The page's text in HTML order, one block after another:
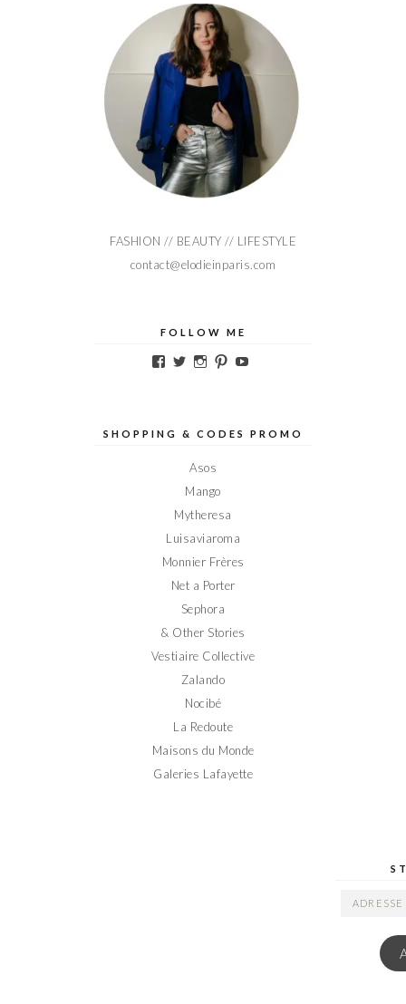
FASHION // BEAUTY // LIFESTYLE
contact@elodieinparis.com
FOLLOW ME
Voir
sur
Voir
sur
Voir
sur
Voir
sur sur
SHOPPING & CODES PROMO
Asos
Mango
Mytheresa
Luisaviaroma
Monnier Frères
Net a Porter
Sephora
& Other Stories
Vestiaire Collective
Zalando
Nocibé
La Redoute
Maisons du Monde
Galeries Lafayette
ADRESSE